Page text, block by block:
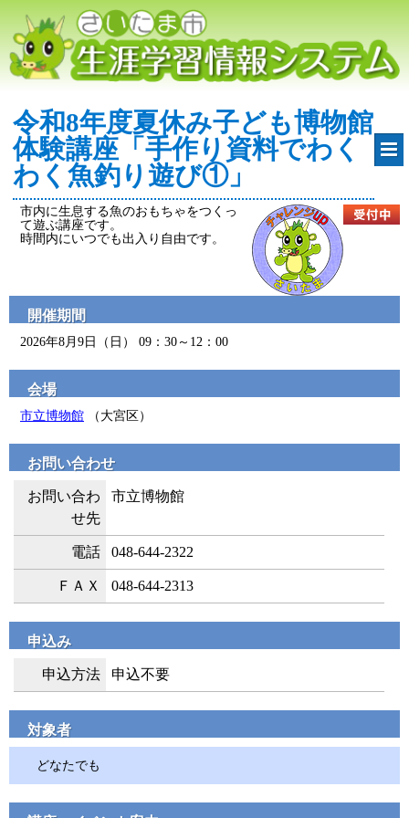
令和8年度夏休み子ども博物館
体験講座「手作り資料でわく
わく魚釣り遊び①」
市内に生息する魚のおもちゃをつくっ
て遊ぶ講座です。
時間内にいつでも出入り自由です。
開催期間
2026年8月9日（日） 09：30～12：00
会場
市立博物館 （大宮区）
お問い合わせ
お問い合わ
せ先
市立博物館
電話 048-644-2322
ＦＡＸ 048-644-2313
申込み
申込方法 申込不要
対象者
どなたでも